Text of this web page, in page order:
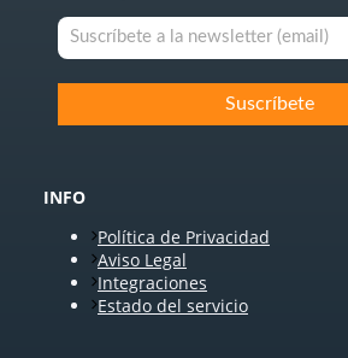
INFO
Política de Privacidad
Aviso Legal
Integraciones
Estado del servicio